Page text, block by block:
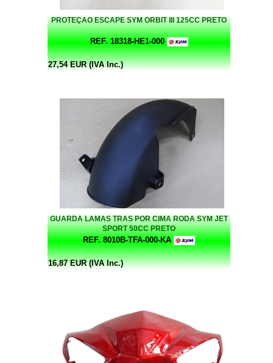
PROTEÇAO ESCAPE SYM ORBIT III 125CC PRETO
REF. 18318-HE1-000
27,54 EUR (IVA Inc.)
GUARDA LAMAS TRAS POR CIMA RODA SYM JET
SPORT 50CC PRETO
REF. 8010B-TFA-000-KA
16,87 EUR (IVA Inc.)